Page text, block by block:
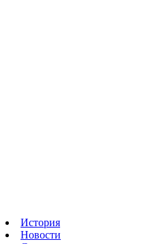
История
Новости